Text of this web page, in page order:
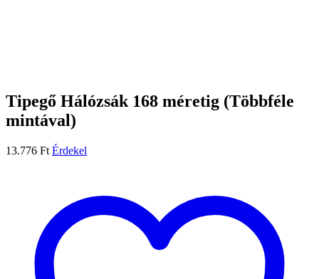
Tipegő Hálózsák 168 méretig (Többféle
mintával)
13.776 Ft Érdekel